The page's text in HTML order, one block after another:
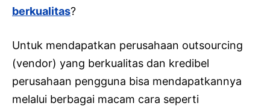
berkualitas?
Untuk mendapatkan perusahaan outsourcing
(vendor) yang berkualitas dan kredibel
perusahaan pengguna bisa mendapatkannya
melalui berbagai macam cara seperti